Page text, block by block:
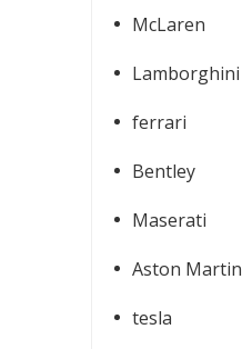
McLaren
Lamborghini
ferrari
Bentley
Maserati
Aston Martin
tesla